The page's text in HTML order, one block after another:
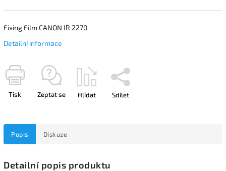
Fixing Film CANON IR 2270
Detailní informace
Tisk Zeptat se Hlídat Sdílet
Popis Diskuze
Detailní popis produktu